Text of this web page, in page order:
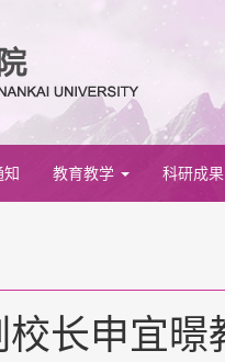
知 教育教学 科研成果
长申宜